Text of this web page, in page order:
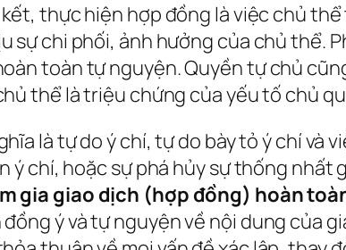
thực hiện hợp đồng là việc chủ
sự chi phối, ảnh hưởng của chủ thể.
toàn tự nguyện. Quyền tự chủ
thể là triệu chứng của yếu tố chủ
là tự do ý chí, tự do bày tỏ ý chí và
ý chí, hoặc sự phá hủy sự thống
gia giao dịch (hợp đồng) hoàn
ý và tự nguyện về nội dung của